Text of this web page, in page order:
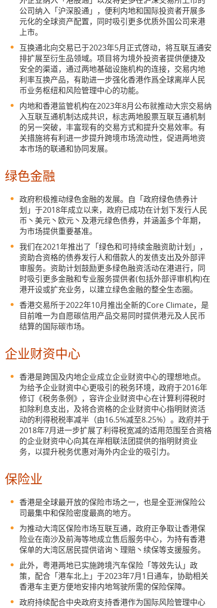
公司纳入「沪深股通」，便利内地和国际投资者开展多
元化的全球资产配置，同时吸引更多优质外国公司来港
上市。
互换通北向交易已于2023年5月正式啓动，将互联互通安
排扩展至衍生品领域。项目将为境外投资者提供便捷及
安全的渠道，通过两地基础设施机构的连接，交易内地
利率互换产品，有助进一步强化香港作爲全球离岸人民
币业务枢纽和风险管理中心的功能。
内地和香港监管机构在2023年8月公布就推动大宗交易纳
入互联互通机制达成共识，标志两地股票互联互通机制
的另一突破，丰富现有的交易方式和提升交易效率。有
关措施将有利进一步提升跨境市场流动性，促进两地资
本市场的联通和协同发展。
绿色金融
政府积极推动绿色金融的发展。自「政府绿色债券计
划」于2018年成立以来，政府已成功在计划下发行人民
币丶美元丶欧元丶及港元绿色债券，并涵盖多个年期，
为市场提供重要基准。
我们在2021年推出了「绿色和可持续金融资助计划」，
资助合资格的债券发行人和借款人的发债支出及外部评
审服务。资助计划鼓励更多绿色融资活动在港进行，同
时吸引更多金融和专业服务提供者(包括外部评审机构)在
港开设或扩充业务，以建立绿色金融的整全生态圈。
香港交易所于2022年10月推出全新的Core Climate，是
目前唯一为自愿碳信用产品交易同时提供港元及人民币
结算的国际碳市场。
企业财资中心
香港是跨国及内地企业成立企业财资中心的理想地点。
为给予企业财资中心更吸引的税务环境，政府于2016年
修订《税务条例》，容许企业财资中心在计算利得税时
扣除利息支出，及将合资格的企业财资中心指明财资活
动的利得税税率减半（由16.5%减至8.25%）。政府并于
2018年7月进一步扩展了利得税宽减的适用范围至合资格
的企业财资中心向其在岸相联法团提供的指明财资业
务，以提升税务优惠对海外内企业的吸引力。
保险业
香港是全球最开放的保险市场之一，也是全亚洲保险公
司最集中和保险密度最高的地方。
为推动大湾区保险市场互联互通，政府正争取让香港保
险业在南沙及前海等地成立售后服务中心，为持有香港
保单的大湾区居民提供谘询丶理赔丶续保等支援服务。
此外，粤港两地已实施跨境汽车保险「等效先认」政
策，配合「港车北上」于2023年7月1日通车，协助相关
香港车主更方便地安排内地驾驶所需的保险保障。
政府持续配合中央政府支持香港作为国际风险管理中心